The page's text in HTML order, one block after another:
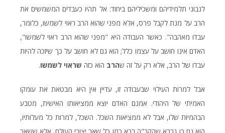
לנבוני תלמידיהם ומשכיליהם ביחוד: אל תהיו כעבדים המשמשים את
הרב על מנת לקבל פרס, אלא מפני שהוא הרב ראוי לשמשו, כלומר,
עבדו מאהבה". כאשר העבודה היא "מפני שהוא הרב ראוי לשמשו",
האדם אינו חושב על עצמו כלל; הוא גם לא חושב על כך שיזכה להיות
עבדו של הרב, אלא רק על זה שהרב הוא כזה שראוי לשמשו.
אבל למרות העילוי שבעבודה זו, עדיין אין היא מבטאת את עומקו
האמיתי של היהודי. אמנם האדם יוצא ממציאותו האישית, מטבע
הבהמיות שלו, אבל לא ממציאות השכל. השכל, למרות כל מעלותיו,
הוא גם כן נברא שהקב"ה ברא כמו כל שאר יצורי העולם. אלא ששאר